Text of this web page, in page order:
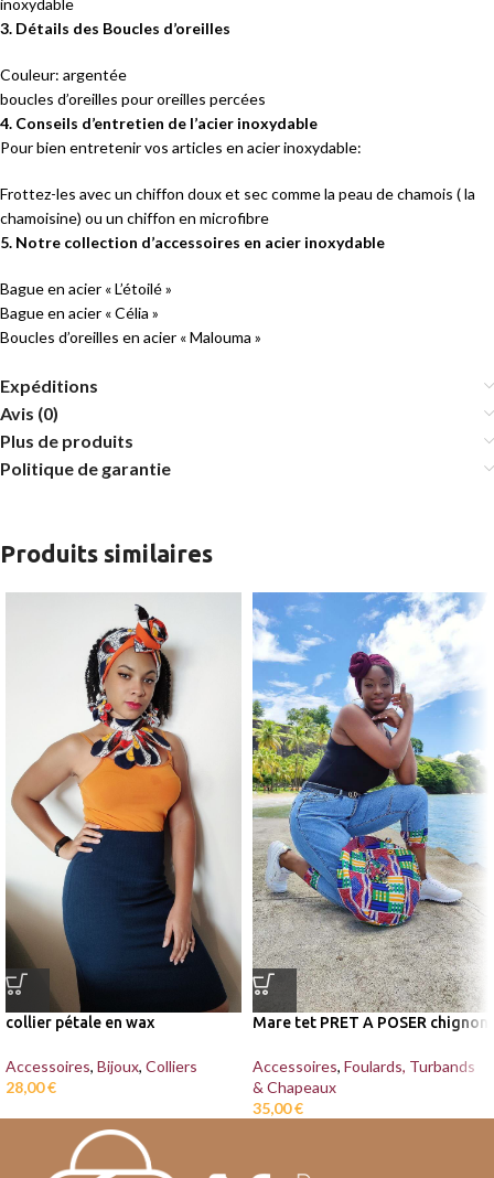
inoxydable
3. Détails des Boucles d’oreilles
Couleur: argentée
boucles d’oreilles pour oreilles percées
4. Conseils d’entretien de l’acier inoxydable
Pour bien entretenir vos articles en acier inoxydable:
Frottez-les avec un chiffon doux et sec comme la peau de chamois ( la
chamoisine) ou un chiffon en microfibre
5. Notre collection d’accessoires en acier inoxydable
Bague en acier « L’étoilé »
Bague en acier « Célia »
Boucles d’oreilles en acier « Malouma »
Expéditions
Avis (0)
Plus de produits
Politique de garantie
Produits similaires
collier pétale en wax
Accessoires, Bijoux, Colliers
28,00€
Mare tet PRET A POSER chignon
Accessoires, Foulards, Turbands
& Chapeaux
35,00€